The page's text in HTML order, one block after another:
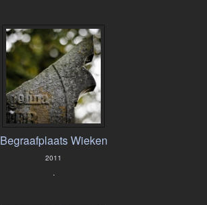
Begraafplaats Wieken
2011
.